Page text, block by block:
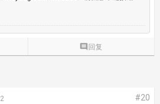
 回复
#20